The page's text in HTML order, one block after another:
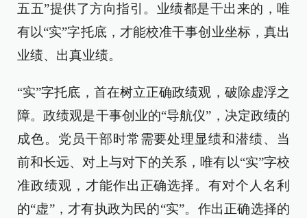
五五”提供了方向指引。业绩都是干出来的，唯
有以“实”字托底，才能校准干事创业坐标，真出
业绩、出真业绩。
“实”字托底，首在树立正确政绩观，破除虚浮之
障。政绩观是干事创业的“导航仪”，决定政绩的
成色。党员干部时常需要处理显绩和潜绩、当
前和长远、对上与对下的关系，唯有以“实”字校
准政绩观，才能作出正确选择。有对个人名利
的“虚”，才有执政为民的“实”。作出正确选择的